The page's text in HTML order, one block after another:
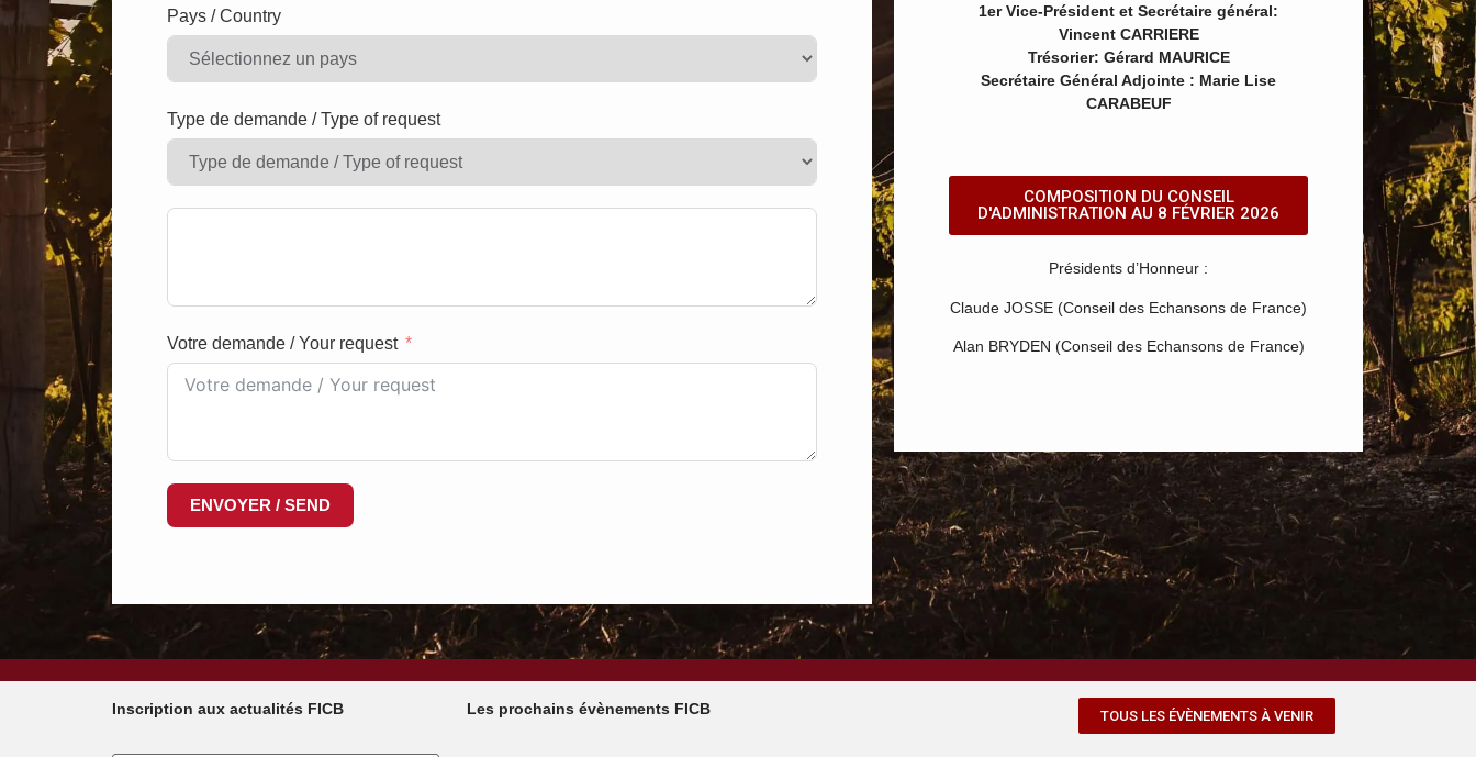
Pays / Country
Type de demande / Type of request
Votre demande / Your request
ENVOYER / SEND
1er Vice-Président et Secrétaire général:
Vincent CARRIERE
Trésorier: Gérard MAURICE
Secrétaire Général Adjointe : Marie Lise
CARABEUF
COMPOSITION DU CONSEIL
D'ADMINISTRATION AU 8 FÉVRIER 2026
Présidents d’Honneur :
Claude JOSSE (Conseil des Echansons de France)
Alan BRYDEN (Conseil des Echansons de France)
Inscription aux actualités FICB Les prochains évènements FICB TOUS LES ÉVÈNEMENTS À VENIR